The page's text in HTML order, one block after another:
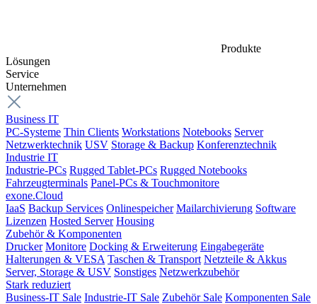
Produkte
Lösungen
Service
Unternehmen
Business IT
PC-Systeme Thin Clients Workstations Notebooks Server
Netzwerktechnik USV Storage & Backup Konferenztechnik
Industrie IT
Industrie-PCs Rugged Tablet-PCs Rugged Notebooks
Fahrzeugterminals Panel-PCs & Touchmonitore
exone.Cloud
IaaS Backup Services Onlinespeicher Mailarchivierung Software
Lizenzen Hosted Server Housing
Zubehör & Komponenten
Drucker Monitore Docking & Erweiterung Eingabegeräte
Halterungen & VESA Taschen & Transport Netzteile & Akkus
Server, Storage & USV Sonstiges Netzwerkzubehör
Stark reduziert
Business-IT Sale Industrie-IT Sale Zubehör Sale Komponenten Sale